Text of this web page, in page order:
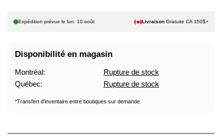
Expédition prévue le lun. 10 août Livraison Gratuite CA 150$+
Disponibilité en magasin
Montréal:
Rupture de stock
Québec:
Rupture de stock
*Transfert d’inventaire entre boutiques sur demande.